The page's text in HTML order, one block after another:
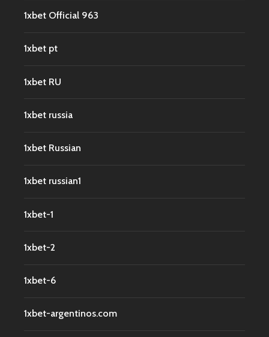
1xbet Official 963
1xbet pt
1xbet RU
1xbet russia
1xbet Russian
1xbet russian1
1xbet-1
1xbet-2
1xbet-6
1xbet-argentinos.com